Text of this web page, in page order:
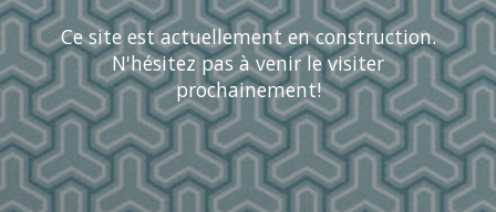
Ce site est actuellement en construction.
N'hésitez pas à venir le visiter
prochainement!